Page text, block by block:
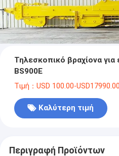
Τηλεσκοπικό βραχίονα
BS900E
Τιμή：USD 100.00-USD17990.00
Καλύτερη τιμή
Περιγραφή Προϊόντων